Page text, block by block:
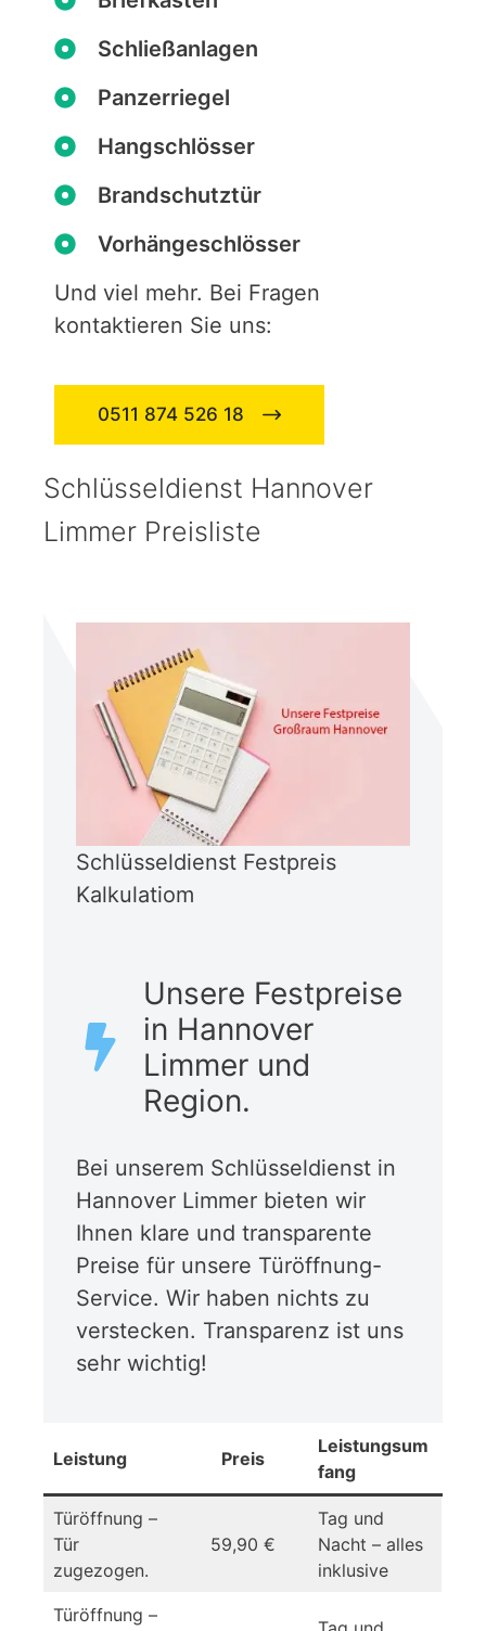
Schließanlagen
Panzerriegel
Hangschlösser
Brandschutztür
Vorhängeschlösser
Und viel mehr. Bei Fragen
kontaktieren Sie uns:
0511 874 526 18
Schlüsseldienst Hannover
Limmer Preisliste
Schlüsseldienst Festpreis
Kalkulatiom
Unsere Festpreise
in Hannover
Limmer und
Region.
Bei unserem Schlüsseldienst in
Hannover Limmer bieten wir
Ihnen klare und transparente
Preise für unsere Türöffnung-
Service. Wir haben nichts zu
verstecken. Transparenz ist uns
sehr wichtig!
Leistung Preis
Leistungsum
fang
Türöffnung –
Tür
zugezogen.
59,90 €
Tag und
Nacht – alles
inklusive
Türöffnung –